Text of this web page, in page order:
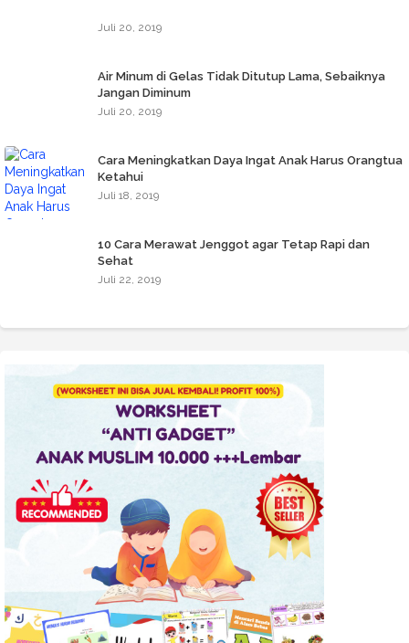
Juli 20, 2019
Air Minum di Gelas Tidak Ditutup Lama, Sebaiknya
Jangan Diminum
Juli 20, 2019
Cara Meningkatkan Daya Ingat Anak Harus Orangtua
Ketahui
Juli 18, 2019
10 Cara Merawat Jenggot agar Tetap Rapi dan
Sehat
Juli 22, 2019